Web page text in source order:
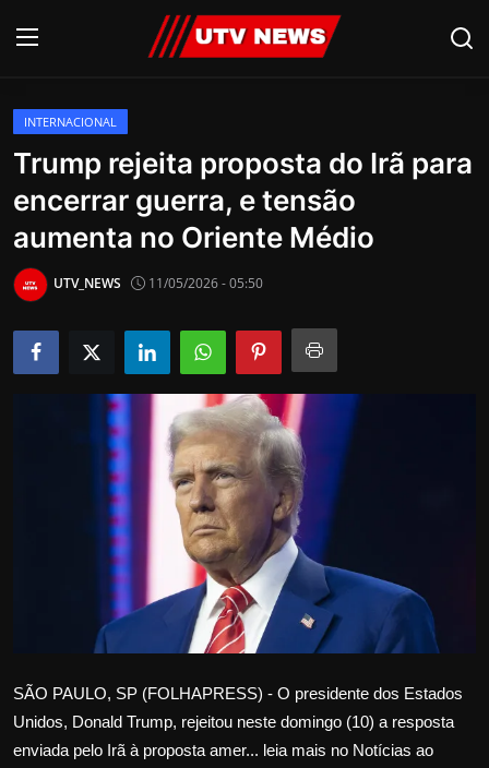
AO VIVO
PIRACICABA
CAMPINAS
LIMEIRA
ESPIRITO SANTO
Internacional
Política
INTERNACIONAL
Trump rejeita proposta do Irã para
encerrar guerra, e tensão
aumenta no Oriente Médio
UTV_NEWS 11/05/2026 - 05:50
SÃO PAULO, SP (FOLHAPRESS) - O presidente dos Estados
Unidos, Donald Trump, rejeitou neste domingo (10) a resposta
enviada pelo Irã à proposta amer... leia mais no Notícias ao